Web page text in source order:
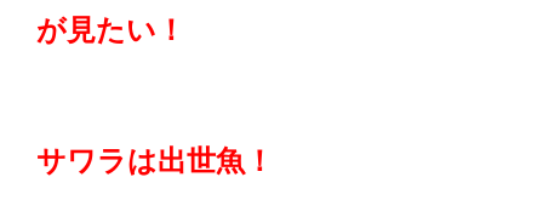
が見たい！
サワラは出世魚！